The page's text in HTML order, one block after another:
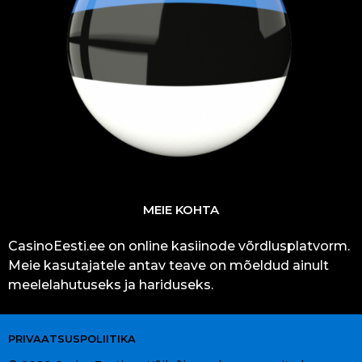
MEIE KOHTA
CasinoEesti.ee on online kasiinode võrdlusplatvorm.
Meie kasutajatele antav teave on mõeldud ainult
meelelahutuseks ja hariduseks.
PRIVAATSUSPOLIITIKA